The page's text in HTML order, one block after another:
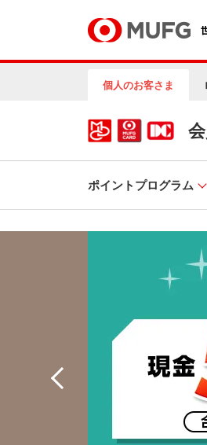
個人のお客さま
ポイントプログラム